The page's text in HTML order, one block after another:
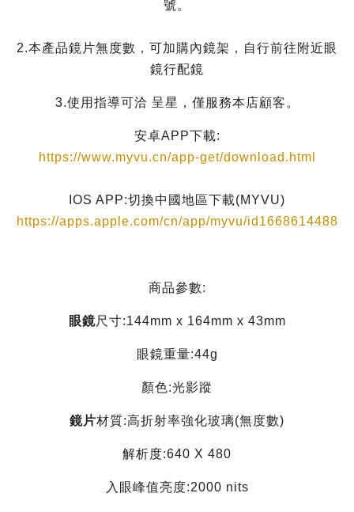
號。
2.本產品鏡片無度數，可加購內鏡架，自行前往附近眼
鏡行配鏡
3.使用指導可洽 呈星，僅服務本店顧客。
安卓APP下載:
https://www.myvu.cn/app-get/download.html
IOS APP:切換中國地區下載(MYVU)
https://apps.apple.com/cn/app/myvu/id1668614488
商品參數:
眼鏡尺寸:144mm x 164mm x 43mm
眼鏡重量:44g
顏色:光影蹤
鏡片材質:高折射率強化玻璃(無度數)
解析度:640 X 480
入眼峰值亮度:2000 nits